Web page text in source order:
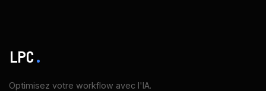
LPC.
Optimisez votre workflow avec l'IA.